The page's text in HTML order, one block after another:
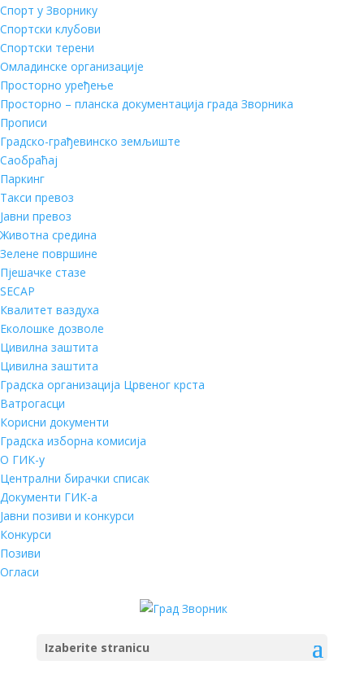
Спорт у Зворнику
Спортски клубови
Спортски терени
Омладинске организације
Просторно уређење
Просторно – планска документација града Зворника
Прописи
Градско-грађевинско земљиште
Саобраћај
Паркинг
Такси превоз
Јавни превоз
Животна средина
Зелене површине
Пјешачке стазе
SECAP
Квалитет ваздуха
Еколошке дозволе
Цивилна заштита
Цивилна заштита
Градска организација Црвеног крста
Ватрогасци
Корисни документи
Градска изборна комисија
О ГИК-у
Централни бирачки списак
Документи ГИК-а
Јавни позиви и конкурси
Конкурси
Позиви
Огласи
Izaberite stranicu